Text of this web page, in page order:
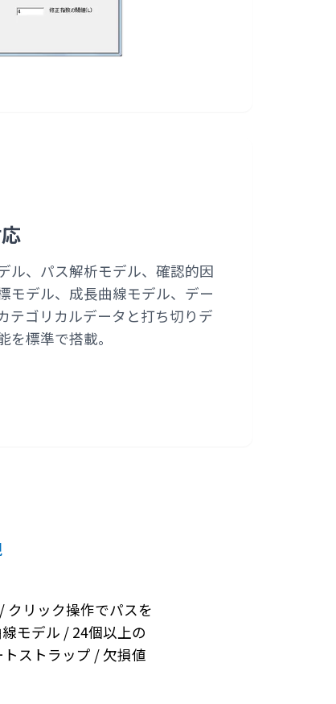
ル、パス解析モデル、確認的因
モデル、成長曲線モデル、デー
テゴリカルデータと打ち切りデ
標準で搭載。
クリック操作でパスを
モデル / 24個以上の
ストラップ / 欠損値